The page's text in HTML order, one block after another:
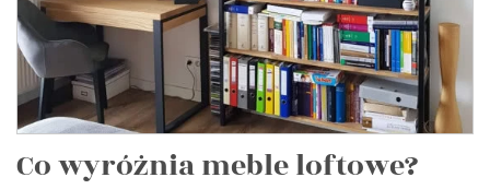
Co wyróżnia meble loftowe?